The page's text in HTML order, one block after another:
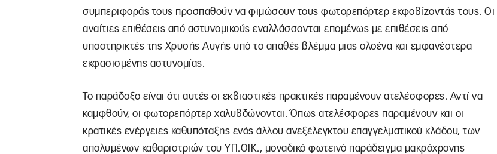
συμπεριφοράς τους προσπαθούν να φιμώσουν τους φωτορεπόρτερ εκφοβίζοντάς τους. Οι
αναίτιες επιθέσεις από αστυνομικούς εναλλάσσονται επομένως με επιθέσεις από
υποστηρικτές της Χρυσής Αυγής υπό το απαθές βλέμμα μιας ολοένα και εμφανέστερα
εκφασισμένης αστυνομίας.
Το παράδοξο είναι ότι αυτές οι εκβιαστικές πρακτικές παραμένουν ατελέσφορες. Αντί να
καμφθούν, οι φωτορεπόρτερ χαλυβδώνονται. Όπως ατελέσφορες παραμένουν και οι
κρατικές ενέργειες καθυπόταξης ενός άλλου ανεξέλεγκτου επαγγελματικού κλάδου, των
απολυμένων καθαριστριών του ΥΠ.ΟΙΚ., μοναδικό φωτεινό παράδειγμα μακρόχρονης